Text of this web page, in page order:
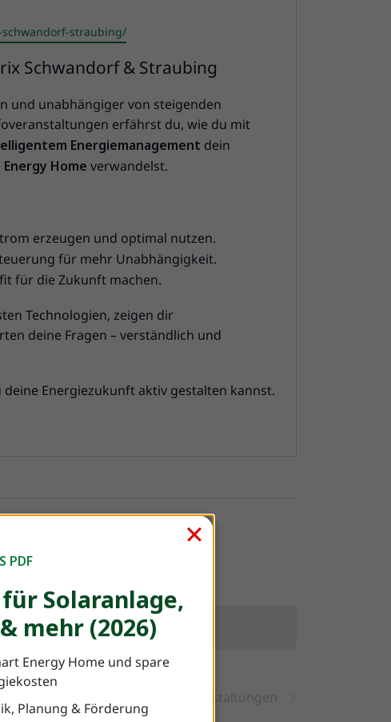
straubing/
Schwandorf & Straubing
und unabhängiger von steigenden
erfährst du, wie du mit
Energiemanagement dein
Energy Home verwandelst.
erzeugen und optimal nutzen.
für mehr Unabhängigkeit.
für die Zukunft machen.
Technologien, zeigen dir
deine Fragen – verständlich und
Energiezukunft aktiv gestalten kannst.
Veranstaltungen
PDF
Solaranlage,
mehr (2026)
Energy Home und spare
Planung & Förderung